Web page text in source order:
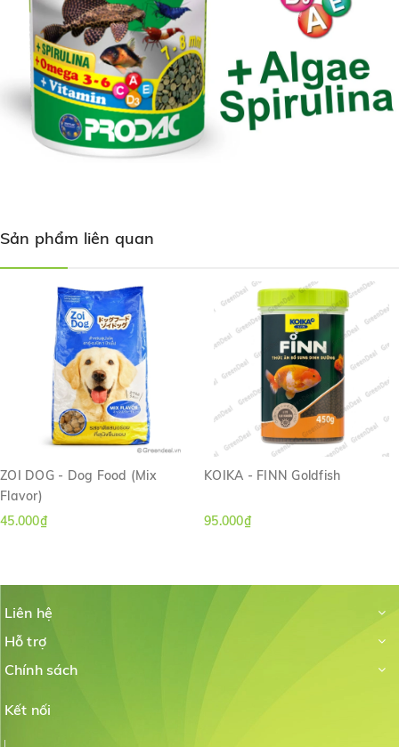
Sản phẩm liên quan
ZOI DOG - Dog Food (Mix
Flavor)
45.000₫
KOIKA - FINN Goldfish
95.000₫
Liên hệ
Hỗ trợ
Chính sách
Kết nối